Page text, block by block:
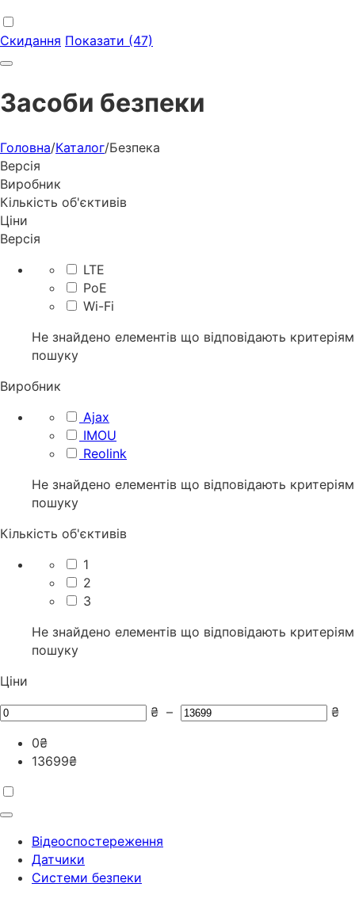
Скидання Показати (47)
Засоби безпеки
Головна/Каталог/Безпека
Версія
Виробник
Кількість об'єктивів
Ціни
Версія
LTE
PoE
Wi-Fi
Не знайдено елементів що відповідають критеріям
пошуку
Виробник
Ajax
IMOU
Reolink
Не знайдено елементів що відповідають критеріям
пошуку
Кількість об'єктивів
1
2
3
Не знайдено елементів що відповідають критеріям
пошуку
Ціни
₴ –
₴
0₴
13699₴
Відеоспостереження
Датчики
Системи безпеки